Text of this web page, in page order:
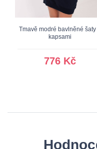
Tmavě modré bavlněné šaty
kapsami
776 Kč